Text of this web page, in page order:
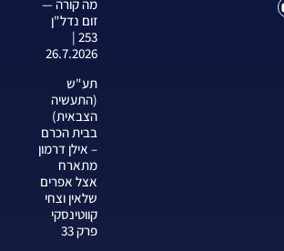
מה קורה —
זום נדל"ן
253 |
26.7.2026
תע"ש
(התעשיה
הצבאית)
בבית הכרם
– אילן דרמון
מתארח
אצל אפרים
שלאין וצחי
קווטינסקי
פרק 33